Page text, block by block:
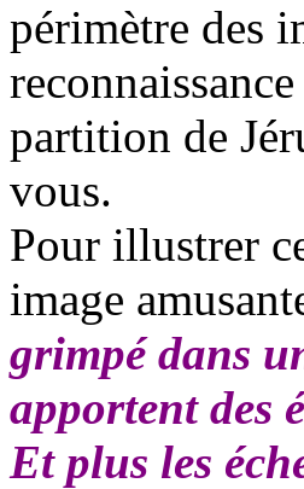
périmètre des
partition de
vous.
Pour illustrer
image
grimpé dans
apportent des
Et plus les